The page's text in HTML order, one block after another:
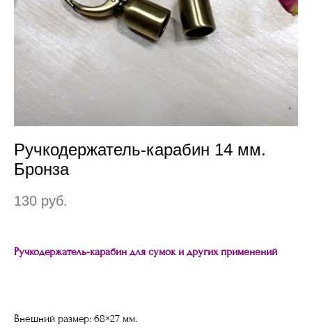
Ручкодержатель-карабин 14 мм.
Бронза
130 pуб.
Ручкодержатель-карабин для сумок и других применений
Внешний размер: 68×27 мм.